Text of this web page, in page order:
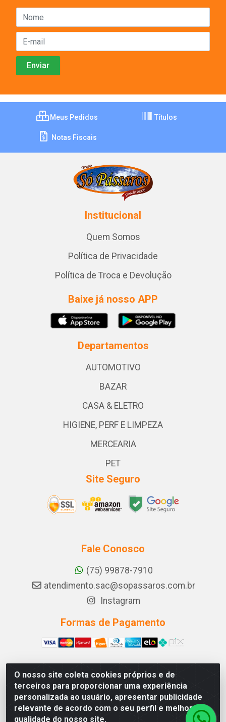
O nosso site coleta cookies próprios e de
terceiros para proporcionar uma experiência
personalizada ao usuário, apresentar publicidade
relevante de acordo com o seu perfil e melhorar a
qualidade do nosso site.
Meus Pedidos Títulos
Notas Fiscais
Institucional
Quem Somos
Política de Privacidade
Política de Troca e Devolução
Baixe já nosso APP
Departamentos
AUTOMOTIVO
BAZAR
CASA & ELETRO
HIGIENE, PERF E LIMPEZA
MERCEARIA
PET
Site Seguro
Fale Conosco
(75) 99878-7910
atendimento.sac@sopassaros.com.br
Instagram
Formas de Pagamento
A PINA DOS SANTOS DELEZZOTTE LTDA - RODOVIA BA
233, 27 - ZONA RURAL, ITABERABA/BA - CEP 46.880-
000 - CNPJ 30.578.948/0001-90